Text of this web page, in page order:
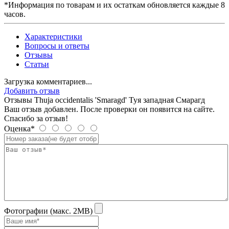
*Информация по товарам и их остаткам обновляется каждые 8
часов.
Характеристики
Вопросы и ответы
Отзывы
Статьи
Загрузка комментариев...
Добавить отзыв
Отзывы Thuja occidentalis 'Smaragd' Туя западная Смарагд
Ваш отзыв добавлен. После проверки он появится на сайте.
Спасибо за отзыв!
Оценка*
Фотографии (макс. 2MB)